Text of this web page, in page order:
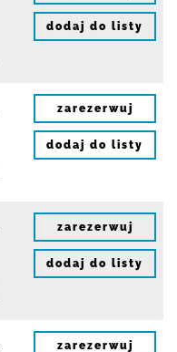
dodaj do listy
zarezerwuj
dodaj do listy
zarezerwuj
dodaj do listy
zarezerwuj